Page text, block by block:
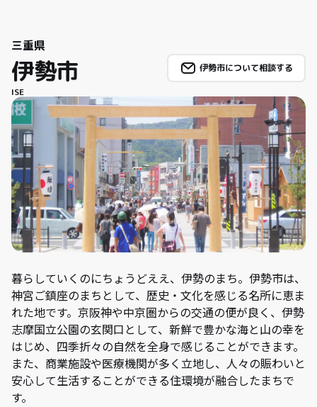
三重県
伊勢市
ISE
伊勢市について相談する
暮らしていくのにちょうどええ、伊勢のまち。伊勢市は、
神宮ご鎮座のまちとして、歴史・文化を感じる名所に恵ま
れた地です。京阪神や中京圏からの交通の便が良く、伊勢
志摩国立公園の玄関口として、新鮮で豊かな海と山の幸を
はじめ、四季折々の自然を全身で感じることができます。
また、商業施設や医療機関が多く立地し、人々の賑わいと
安心して生活することができる住環境が融合したまちで
す。